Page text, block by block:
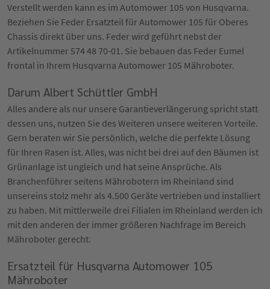
Verstellt werden kann es im Automower 105 von Husqvarna.
Beziehen Sie Feder Ersatzteil für Automower 105 für Oberes
Chassis direkt über uns. Feder wird geführt nebst der
Artikelnummer 574 48 70-01. Sie bebauen das Feder Eumel
frontal in Ihrem Husqvarna Automower 105 Mähroboter.
Darum Albert Schüttler GmbH
Alles andere als nur unsere Garantieverlängerung spricht statt
dessen uns, nutzen Sie des Weiteren unsere weiteren Vorteile.
Gern beraten wir Sie persönlich, welche die perfekte Lösung
für Ihren Rasen ist. Alles, was nicht bei drei auf den Bäumen ist
Grünanlage ist ungleich und hat seine Ansprüche. Als
Branchenführer seitens Mährobotern im Rheinland sind
unsereins stolz mehr als 4.500 Geräte vertrieben und installiert
zu haben. Mit mittlerweile drei Filialen im Rheinland werden ich
mit den anderen der immer größeren Nachfrage im Bereich
Mähroboter gerecht.
Ersatzteil für Husqvarna Automower 105
Mähroboter